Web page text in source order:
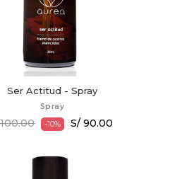
Ser Actitud - Spray
Spray
-10% S/ 90.00